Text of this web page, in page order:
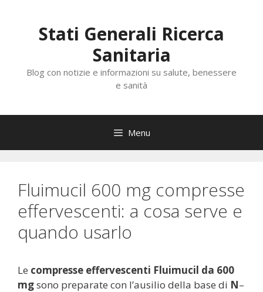
contenutoStati Generali Ricerca
Sanitaria
Blog con notizie e informazioni su salute, benessere
e sanità
Menu
Fluimucil 600 mg compresse
effervescenti: a cosa serve e
quando usarlo
Le compresse effervescenti Fluimucil da 600
mgsono preparate con l’ausilio della base di N–